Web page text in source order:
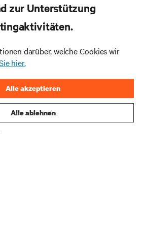
mit aktuellen Diskussionen
von Experten in das
und Infrastrukturmanagement.
ANMELDEN
zur Unterstützung
darüber, welche Cookies wir
hier.
Alle ablehnen
Alle akzeptieren